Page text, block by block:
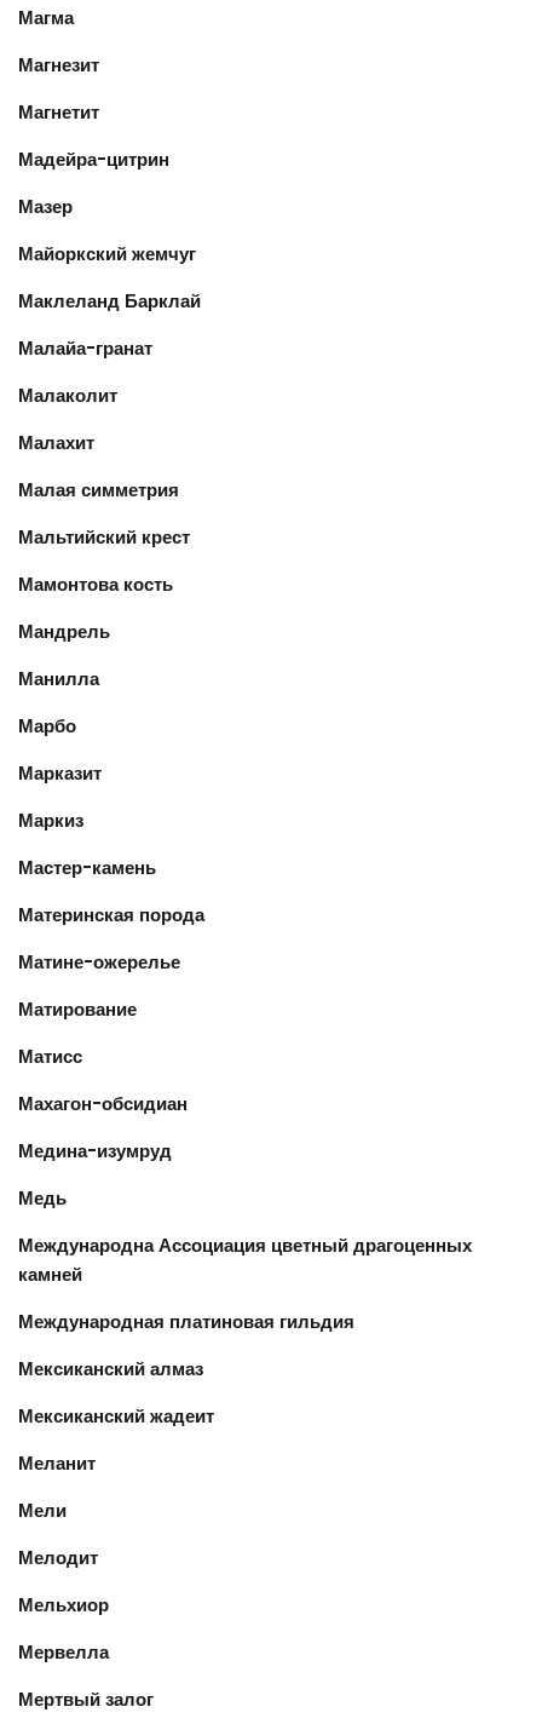
Магма
Магнезит
Магнетит
Мадейра-цитрин
Мазер
Майоркский жемчуг
Маклеланд Барклай
Малайа-гранат
Малаколит
Малахит
Малая симметрия
Мальтийский крест
Мамонтова кость
Мандрель
Манилла
Марбо
Марказит
Маркиз
Мастер-камень
Материнская порода
Матине-ожерелье
Матирование
Матисс
Махагон-обсидиан
Медина-изумруд
Медь
Международна Ассоциация цветный драгоценных
камней
Международная платиновая гильдия
Мексиканский алмаз
Мексиканский жадеит
Меланит
Мели
Мелодит
Мельхиор
Мервелла
Мертвый залог